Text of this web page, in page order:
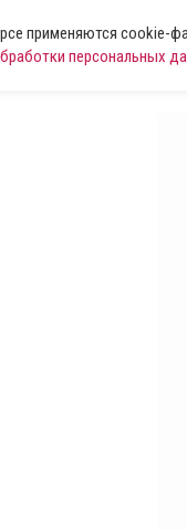
применяются cookie-
персональных